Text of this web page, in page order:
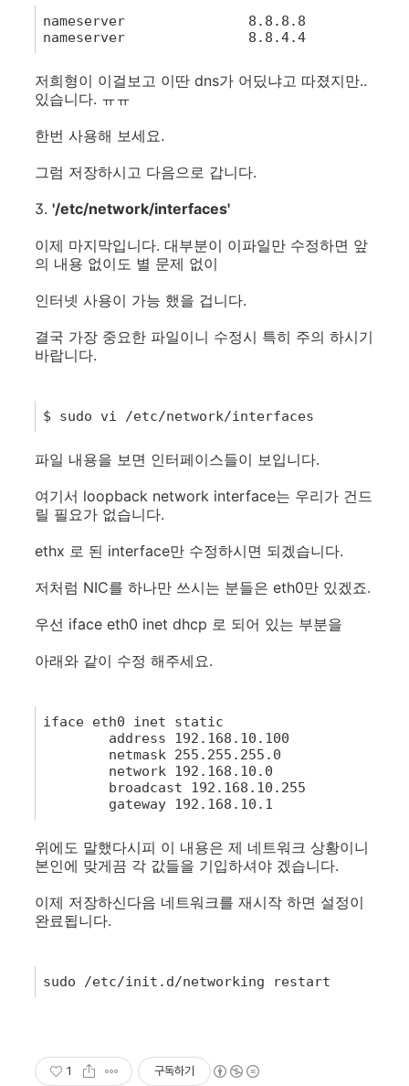
1
2
nameserver
8.8.8.8
nameserver
8.8.4.4
저희형이 이걸보고 이딴 dns가 어딨냐고 따졌지만..
있습니다. ㅠㅠ
한번 사용해 보세요.
그럼 저장하시고 다음으로 갑니다.
3. '/etc/network/interfaces'
이제 마지막입니다. 대부분이 이파일만 수정하면 앞
의 내용 없이도 별 문제 없이
인터넷 사용이 가능 했을 겁니다.
결국 가장 중요한 파일이니 수정시 특히 주의 하시기
바랍니다.
1
$ sudo vi /etc/network/interfaces
파일 내용을 보면 인터페이스들이 보입니다.
여기서 loopback network interface는 우리가 건드
릴 필요가 없습니다.
ethx 로 된 interface만 수정하시면 되겠습니다.
저처럼 NIC를 하나만 쓰시는 분들은 eth0만 있겠죠.
우선 iface eth0 inet dhcp 로 되어 있는 부분을
아래와 같이 수정 해주세요.
1
iface eth0 inet
static
address
192.168.10.100
netmask 255.255.255.0
network 192.168.10.0
broadcast
192.168.10.255
gateway 192.168.10.1
위에도 말했다시피 이 내용은 제 네트워크 상황이니
본인에 맞게끔 각 값들을 기입하셔야 겠습니다.
이제 저장하신다음 네트워크를 재시작 하면 설정이
완료됩니다.
1
sudo /etc/init . d/networking restart
1 구독하기